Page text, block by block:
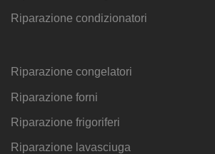
Riparazione condizionatori
Riparazione congelatori
Riparazione forni
Riparazione frigoriferi
Riparazione lavasciuga